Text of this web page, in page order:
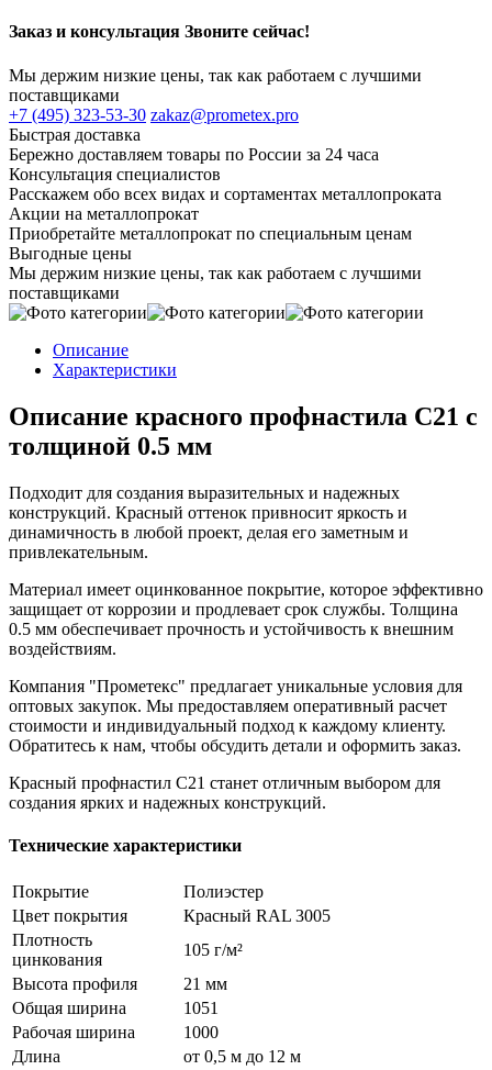
Заказ и консультация Звоните сейчас!
Мы держим низкие цены, так как работаем с лучшими
поставщиками
+7 (495) 323-53-30 zakaz@prometex.pro
Быстрая доставка
Бережно доставляем товары по России за 24 часа
Консультация специалистов
Расскажем обо всех видах и сортаментах металлопроката
Акции на металлопрокат
Приобретайте металлопрокат по специальным ценам
Выгодные цены
Мы держим низкие цены, так как работаем с лучшими
поставщиками
Описание
Характеристики
Описание красного профнастила С21 с
толщиной 0.5 мм
Подходит для создания выразительных и надежных
конструкций. Красный оттенок привносит яркость и
динамичность в любой проект, делая его заметным и
привлекательным.
Материал имеет оцинкованное покрытие, которое эффективно
защищает от коррозии и продлевает срок службы. Толщина
0.5 мм обеспечивает прочность и устойчивость к внешним
воздействиям.
Компания "Прометекс" предлагает уникальные условия для
оптовых закупок. Мы предоставляем оперативный расчет
стоимости и индивидуальный подход к каждому клиенту.
Обратитесь к нам, чтобы обсудить детали и оформить заказ.
Красный профнастил С21 станет отличным выбором для
создания ярких и надежных конструкций.
Технические характеристики
Покрытие
Полиэстер
Цвет покрытия
Красный RAL 3005
Плотность
цинкования
105 г/м²
Высота профиля
21 мм
Общая ширина
1051
Рабочая ширина
1000
Длина
от 0,5 м до 12 м